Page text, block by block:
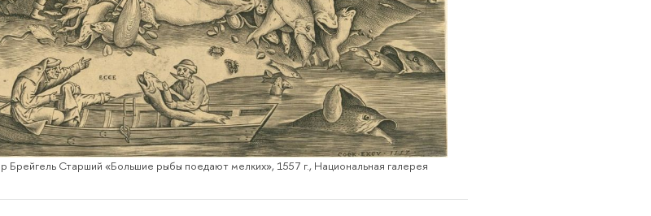
Старший «Большие рыбы поедают мелких», 1557 г., Национальная галерея